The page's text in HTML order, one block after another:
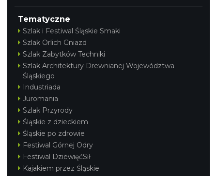
Tematyczne
Szlak i Festiwal Śląskie Smaki
Szlak Orlich Gniazd
Szlak Zabytków Techniki
Szlak Architektury Drewnianej Województwa
Śląskiego
Industriada
Juromania
Szlak Przyrody
Śląskie z dzieckiem
Śląskie po zdrowie
Festiwal Górnej Odry
Festiwal DziewięćSił
Kajakiem przez Śląskie